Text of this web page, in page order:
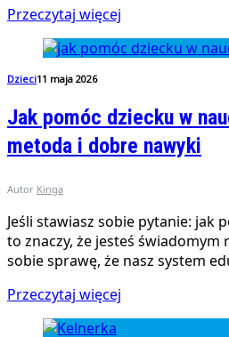
Przeczytaj więcej
Dzieci11 maja 2026
Jak pomóc dziecku w
metoda i dobre nawyki
Autor Kinga
Jeśli stawiasz sobie pytanie: jak
to znaczy, że jesteś
sobie sprawę, że nasz system
Przeczytaj więcej